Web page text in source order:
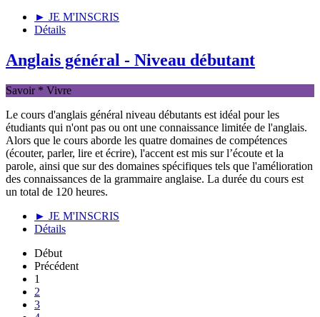
► JE M'INSCRIS
Détails
Anglais général - Niveau débutant
Savoir * Vivre
Le cours d'anglais général niveau débutants est idéal pour les
étudiants qui n'ont pas ou ont une connaissance limitée de l'anglais.
Alors que le cours aborde les quatre domaines de compétences
(écouter, parler, lire et écrire), l'accent est mis sur l’écoute et la
parole, ainsi que sur ​​des domaines spécifiques tels que l'amélioration
des connaissances de la grammaire anglaise. La durée du cours est
un total de 120 heures.
► JE M'INSCRIS
Détails
Début
Précédent
1
2
3